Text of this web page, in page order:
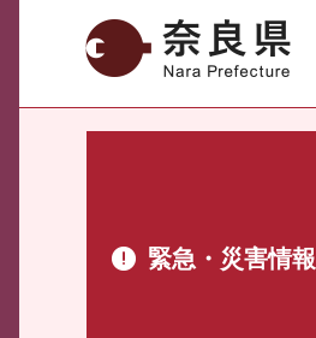
奈良県
緊急・災害情報